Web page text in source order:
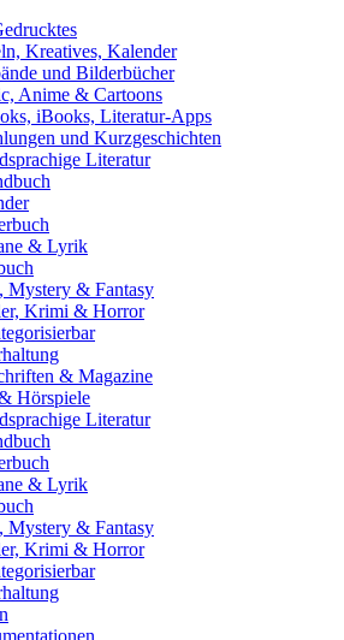
Kreatives, Kalender
und Bilderbücher
Anime & Cartoons
iBooks, Literatur-Apps
und Kurzgeschichten
Literatur
& Lyrik
Mystery & Fantasy
Krimi & Horror
& Magazine
Hörspiele
Literatur
& Lyrik
Mystery & Fantasy
Krimi & Horror